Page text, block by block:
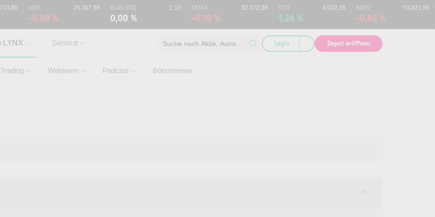
NDX 29.367,96
-0,39 %
EUR.USD 1,15
0,00 %
MDAX 32.372,38
-0,18 %
TDX 4.002,28
1,24 %
INDU 53.921,86
-0,82 %
LYNX
Trading Webinare Podcast Börsennews
Service Suche nach Aktie, Autor... Login Depot eröffnen